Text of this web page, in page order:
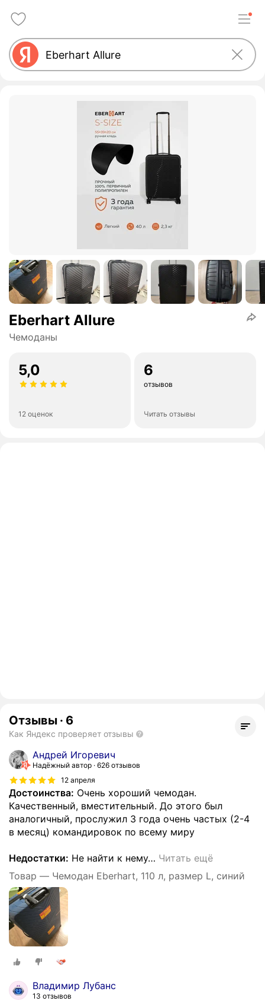
Eberhart Allure
Чемоданы
5,0
12 оценок
6
отзывов
Читать отзывы
Отзывы · 6
Как Яндекс проверяет отзывы
Андрей Игоревич
Надёжный автор 626 отзывов
12 апреля
Достоинства: Очень хороший чемодан.
Качественный, вместительный. До этого был
аналогичный, прослужил 3 года очень частых (2-4
в месяц) командировок по всему миру
Недостатки: Не найти к нему… Читать ещё
Товар — Чемодан Eberhart, 110 л, размер L, синий
Владимир Лубанс
13 отзывов